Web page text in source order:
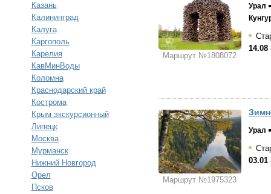
Казань
Калининград
Калуга
Каргополь
Карелия
КавМинВоды
Коломна
Краснодарский край
Кострома
Крым экскурсионный
Липецк
Москва
Мурманск
Нижний Новгород
Орел
Псков
Маршрут №1808072
Урал
14.08
Маршрут №1975323
Урал
03.01